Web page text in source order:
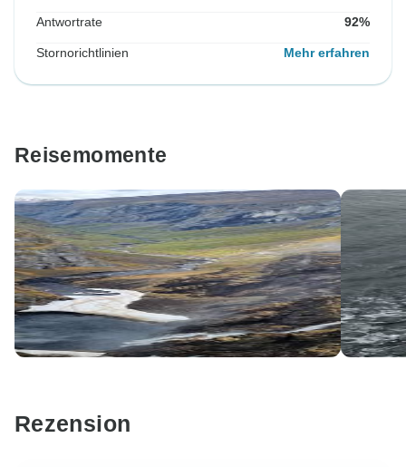
Antwortrate 92%
Stornorichtlinien Mehr erfahren
Reisemomente
Rezension